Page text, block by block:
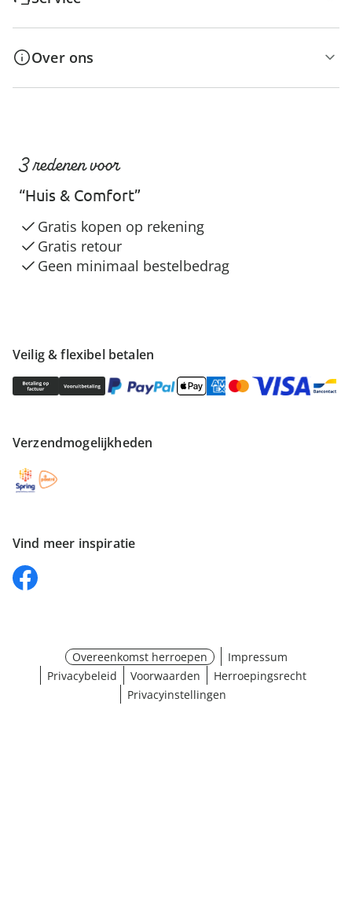
Over ons
Veilig & flexibel betalen
Verzendmogelijkheden
Vind meer inspiratie
3 redenen voor
“Huis & Comfort”
Gratis kopen op rekening
Gratis retour
Geen minimaal bestelbedrag
Overeenkomst herroepen
Impressum
Privacybeleid
Voorwaarden
Herroepingsrecht
Privacyinstellingen